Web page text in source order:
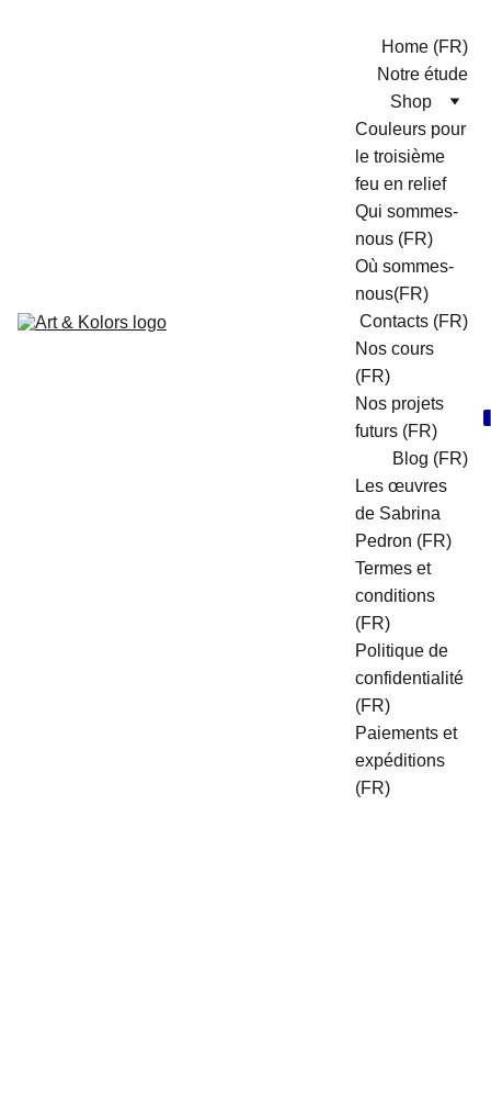
Home (FR)
Notre étude
Shop
Couleurs pour
le troisième
feu en relief
Qui sommes-
nous (FR)
Où sommes-
nous(FR)
Contacts (FR)
Nos cours
(FR)
Nos projets
futurs (FR)
Blog (FR)
Les œuvres
de Sabrina
Pedron (FR)
Termes et
conditions
(FR)
Politique de
confidentialité
(FR)
Paiements et
expéditions
(FR)